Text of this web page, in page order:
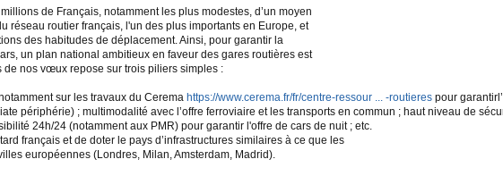
de Français, notamment les plus modestes, d’un moyen
réseau routier français, l'un des plus importants en Europe, et
des habitudes de déplacement. Ainsi, pour garantir la
un plan national ambitieux en faveur des gares routières est
nos vœux repose sur trois piliers simples :
sur les travaux du Cerema https://www.cerema.fr/fr/centre-ressour ... -routieres pour
périphérie) ; multimodalité avec l’offre ferroviaire et les transports en commun ; haut niveau de
24h/24 (notamment aux PMR) pour garantir l'offre de cars de nuit ; etc.
français et de doter le pays d’infrastructures similaires à ce que les
européennes (Londres, Milan, Amsterdam, Madrid).